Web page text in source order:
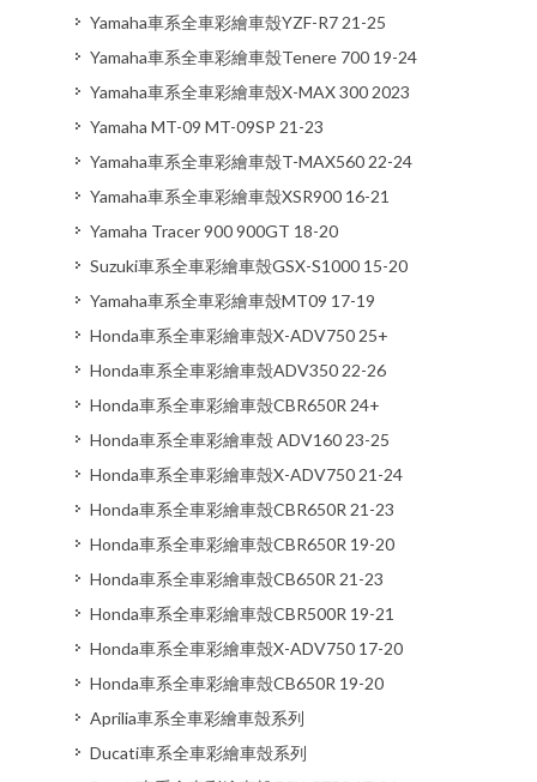
Yamaha車系全車彩繪車殼YZF-R7 21-25
Yamaha車系全車彩繪車殼Tenere 700 19-24
Yamaha車系全車彩繪車殼X-MAX 300 2023
Yamaha MT-09 MT-09SP 21-23
Yamaha車系全車彩繪車殼T-MAX560 22-24
Yamaha車系全車彩繪車殼XSR900 16-21
Yamaha Tracer 900 900GT 18-20
Suzuki車系全車彩繪車殼GSX-S1000 15-20
Yamaha車系全車彩繪車殼MT09 17-19
Honda車系全車彩繪車殼X-ADV750 25+
Honda車系全車彩繪車殼ADV350 22-26
Honda車系全車彩繪車殼CBR650R 24+
Honda車系全車彩繪車殼 ADV160 23-25
Honda車系全車彩繪車殼X-ADV750 21-24
Honda車系全車彩繪車殼CBR650R 21-23
Honda車系全車彩繪車殼CBR650R 19-20
Honda車系全車彩繪車殼CB650R 21-23
Honda車系全車彩繪車殼CBR500R 19-21
Honda車系全車彩繪車殼X-ADV750 17-20
Honda車系全車彩繪車殼CB650R 19-20
Aprilia車系全車彩繪車殼系列
Ducati車系全車彩繪車殼系列